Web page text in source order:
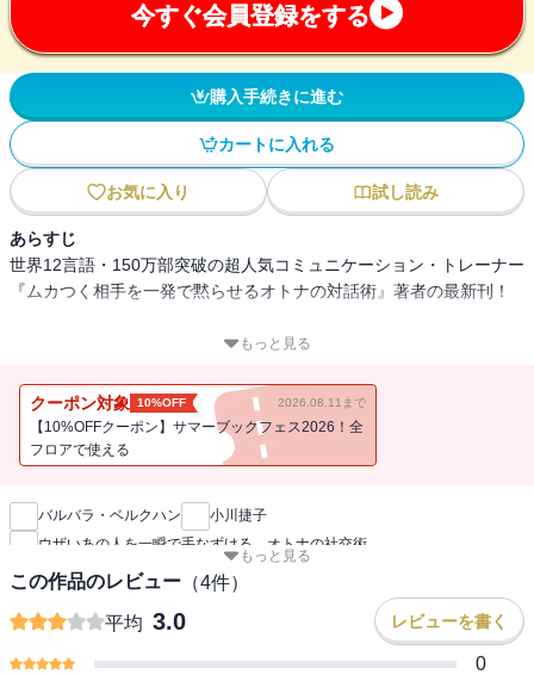
今すぐ会員登録をする
購入手続きに進む
カートに入れる
お気に入り 試し読み
あらすじ
世界12言語・150万部突破の超人気コミュニケーション・トレーナー
『ムカつく相手を一発で黙らせるオトナの対話術』著者の最新刊！
今日もイラッとさせられていませんか？
うまくやっていくコツを伝授します。
ほら吹き、話の長い人、すぐにキレる人、愚痴っぽい人、
やる気のない人、優柔不断な人……などなど。
彼らの行動パターンに巻き込まれると、私たちは身動きがとれなく
なります。
本書のテーマは、傷つかずに、この不愉快な状況から逃れる方法で
す。
もっと見る
クーポン対象 10%OFF 2026.08.11まで
【10%OFFクーポン】サマーブックフェス2026！全
フロアで使える
新刊通知
バルバラ・ベルクハン
小川捷子
ウザいあの人を一瞬で手なずける オトナの社交術
もっと見る
この作品のレビュー （4件）
平均 3.0 レビューを書く
0